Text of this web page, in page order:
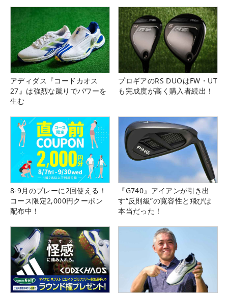
アディダス『コードカオス
27』は強烈な蹴りでパワーを
生む
プロギアのRS DUOはFW・UT
も完成度が高く購入者続出！
8-9月のプレーに2回使える！
コース限定2,000円クーポン
配布中！
『G740』アイアンが引き出
す“反則級”の寛容性と飛びは
本当だった！